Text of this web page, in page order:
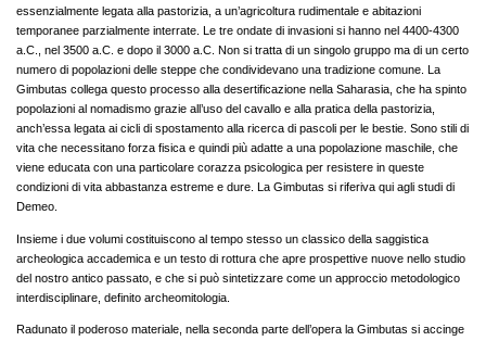
essenzialmente legata alla pastorizia, a un’agricoltura rudimentale e abitazioni
temporanee parzialmente interrate. Le tre ondate di invasioni si hanno nel 4400-4300
a.C., nel 3500 a.C. e dopo il 3000 a.C. Non si tratta di un singolo gruppo ma di un certo
numero di popolazioni delle steppe che condividevano una tradizione comune. La
Gimbutas collega questo processo alla desertificazione nella Saharasia, che ha spinto
popolazioni al nomadismo grazie all’uso del cavallo e alla pratica della pastorizia,
anch’essa legata ai cicli di spostamento alla ricerca di pascoli per le bestie. Sono stili di
vita che necessitano forza fisica e quindi più adatte a una popolazione maschile, che
viene educata con una particolare corazza psicologica per resistere in queste
condizioni di vita abbastanza estreme e dure. La Gimbutas si riferiva qui agli studi di
Demeo.
Insieme i due volumi costituiscono al tempo stesso un classico della saggistica
archeologica accademica e un testo di rottura che apre prospettive nuove nello studio
del nostro antico passato, e che si può sintetizzare come un approccio metodologico
interdisciplinare, definito archeomitologia.
Radunato il poderoso materiale, nella seconda parte dell’opera la Gimbutas si accinge